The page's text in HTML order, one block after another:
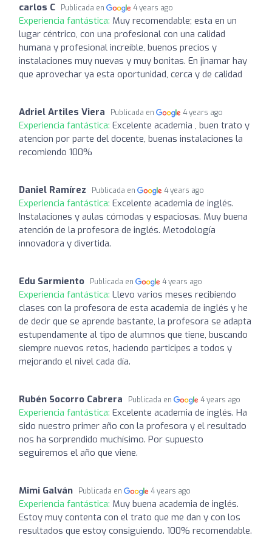
carlos C Publicada en 4 years ago
Experiencia fantástica: Muy recomendable; esta en un
lugar céntrico, con una profesional con una calidad
humana y profesional increíble, buenos precios y
instalaciones muy nuevas y muy bonitas. En jinamar hay
que aprovechar ya esta oportunidad, cerca y de calidad
Adriel Artiles Viera Publicada en 4 years ago
Experiencia fantástica: Excelente academia , buen trato y
atencion por parte del docente, buenas instalaciones la
recomiendo 100%
Daniel Ramírez Publicada en 4 years ago
Experiencia fantástica: Excelente academia de inglés.
Instalaciones y aulas cómodas y espaciosas. Muy buena
atención de la profesora de inglés. Metodología
innovadora y divertida.
Edu Sarmiento Publicada en 4 years ago
Experiencia fantástica: Llevo varios meses recibiendo
clases con la profesora de esta academia de inglés y he
de decir que se aprende bastante, la profesora se adapta
estupendamente al tipo de alumnos que tiene, buscando
siempre nuevos retos, haciendo participes a todos y
mejorando el nivel cada día.
Rubén Socorro Cabrera Publicada en 4 years ago
Experiencia fantástica: Excelente academia de inglés. Ha
sido nuestro primer año con la profesora y el resultado
nos ha sorprendido muchísimo. Por supuesto
seguiremos el año que viene.
Mimi Galván Publicada en 4 years ago
Experiencia fantástica: Muy buena academia de inglés.
Estoy muy contenta con el trato que me dan y con los
resultados que estoy consiguiendo. 100% recomendable.